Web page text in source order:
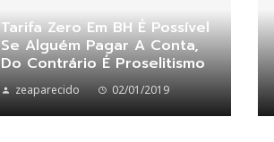
Tarifa Zero Em BH É Possível
Se Alguém Pagar A Conta,
Do Contrário É Proselitismo
zeaparecido 02/01/2019